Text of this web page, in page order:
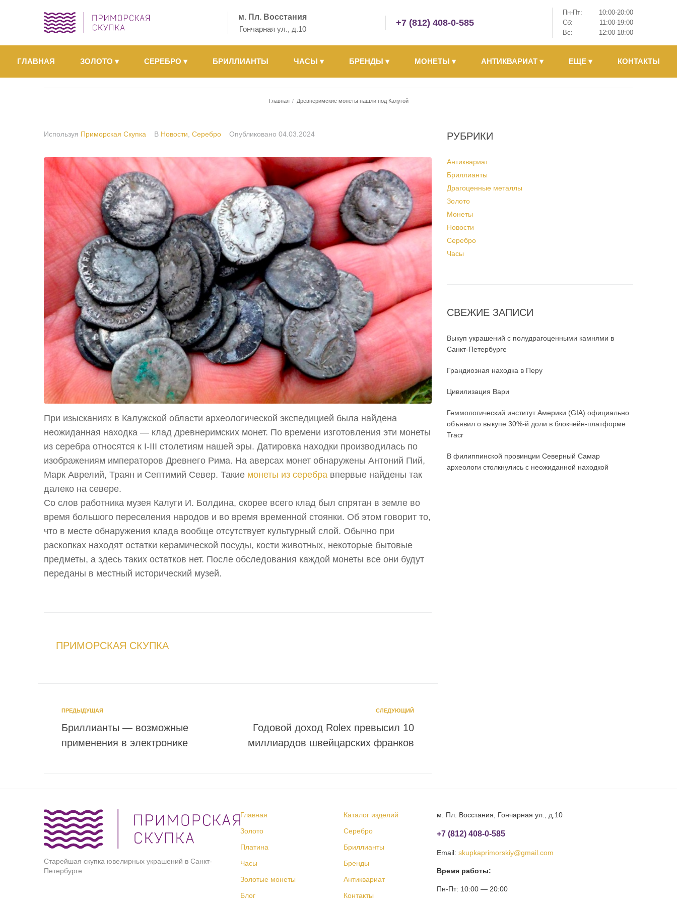
м. Пл. Восстания
Гончарная ул., д.10
+7 (812) 408-0-585
Пн-Пт:
10:00-20:00
Сб:
11:00-19:00
Вс:
12:00-18:00
ГЛАВНАЯ ЗОЛОТО ▾ СЕРЕБРО ▾ БРИЛЛИАНТЫ ЧАСЫ ▾ БРЕНДЫ ▾ МОНЕТЫ ▾ АНТИКВАРИАТ ▾ ЕЩЕ ▾ КОНТАКТЫ
Главная / Древнеримские монеты нашли под Калугой
Используя Приморская Скупка В Новости Серебро Опубликовано 04.03.2024
При изысканиях в Калужской области археологической экспедицией была найдена
неожиданная находка — клад древнеримских монет. По времени изготовления эти монеты
из серебра относятся к I-III столетиям нашей эры. Датировка находки производилась по
изображениям императоров Древнего Рима. На аверсах монет обнаружены Антоний Пий,
Марк Аврелий, Траян и Септимий Север. Такие монеты из серебра впервые найдены так
далеко на севере.
Со слов работника музея Калуги И. Болдина, скорее всего клад был спрятан в земле во
время большого переселения народов и во время временной стоянки. Об этом говорит то,
что в месте обнаружения клада вообще отсутствует культурный слой. Обычно при
раскопках находят остатки керамической посуды, кости животных, некоторые бытовые
предметы, а здесь таких остатков нет. После обследования каждой монеты все они будут
переданы в местный исторический музей.
ПРИМОРСКАЯ СКУПКА
ПРЕДЫДУЩАЯ
Бриллианты — возможные
применения в электронике
СЛЕДУЮЩИЙ
Годовой доход Rolex превысил 10
миллиардов швейцарских франков
РУБРИКИ
Антиквариат
Бриллианты
Драгоценные металлы
Золото
Монеты
Новости
Серебро
Часы
СВЕЖИЕ ЗАПИСИ
Выкуп украшений с полудрагоценными камнями в
Санкт-Петербурге
Грандиозная находка в Перу
Цивилизация Вари
Геммологический институт Америки (GIA) официально
объявил о выкупе 30%-й доли в блокчейн-платформе
Tracr
В филиппинской провинции Северный Самар
археологи столкнулись с неожиданной находкой
Старейшая скупка ювелирных украшений в Санкт-
Петербурге
Главная
Каталог изделий
Золото
Серебро
Платина
Бриллианты
Часы
Бренды
Золотые монеты
Антиквариат
Блог
Контакты
м. Пл. Восстания, Гончарная ул., д.10
+7 (812) 408-0-585
Email: skupkaprimorskiy@gmail.com
Время работы:
Пн-Пт: 10:00 — 20:00